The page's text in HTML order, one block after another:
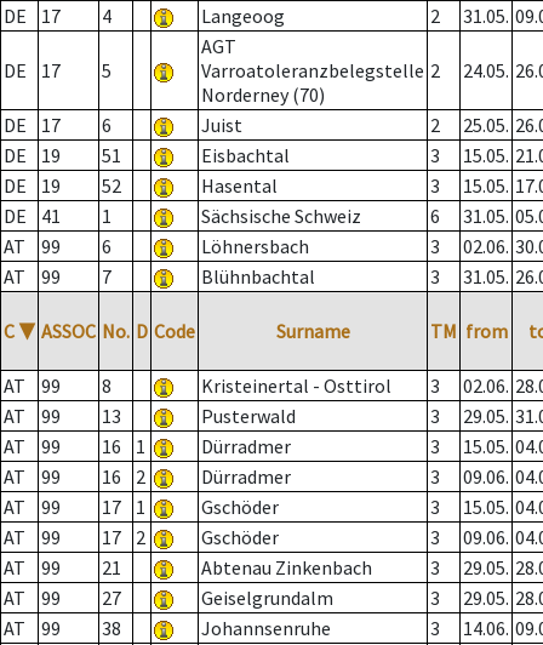
DE
17 4 Langeoog 2 31.05.
DE 17 5
AGT
Varroatoleranzbelegstelle
Norderney (70)
2 24.05.
DE 17 6 Juist 2 25.05.
DE
19 51 Eisbachtal 3 15.05.
DE
19 52 Hasental 3 15.05.
DE
41 1 Sächsische Schweiz 6 31.05.
AT
99 6 Löhnersbach 3 02.06.
AT
99 7 Blühnbachtal 3 31.05.
C ▼ ASSOC No. D Code Surname TM from
AT 99 8 Kristeinertal - Osttirol 3 02.06.
AT
99 13 Pusterwald 3 29.05.
AT
99 16 1 Dürradmer 3 15.05.
AT
99 16 2 Dürradmer 3 09.06.
AT
99 17 1 Gschöder 3 15.05.
AT
99 17 2 Gschöder 3 09.06.
AT
99 21 Abtenau Zinkenbach 3 29.05.
AT
99 27 Geiselgrundalm 3 29.05.
AT
99 38 Johannsenruhe 3 14.06.